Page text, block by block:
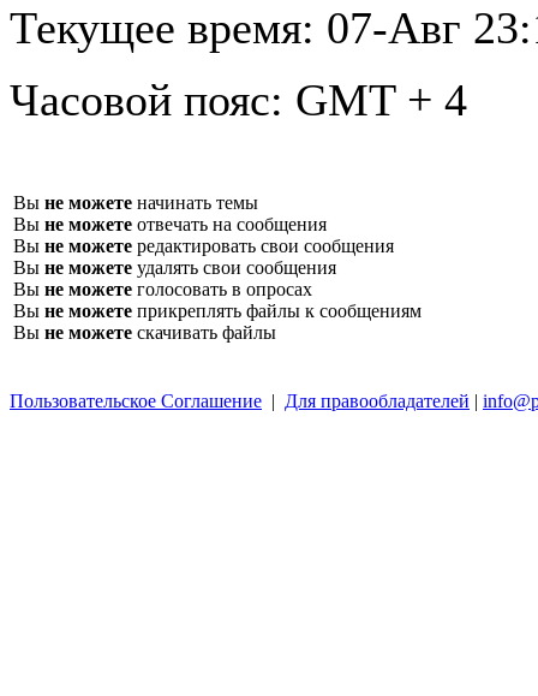
Текущее время: 07-Авг
Часовой пояс: GMT + 4
Вы не можете начинать темы
Вы не можете отвечать на сообщения
Вы не можете редактировать свои сообщения
Вы не можете удалять свои сообщения
Вы не можете голосовать в опросах
Вы не можете прикреплять файлы к сообщениям
Вы не можете скачивать файлы
Пользовательское Соглашение | Для правообладателей |